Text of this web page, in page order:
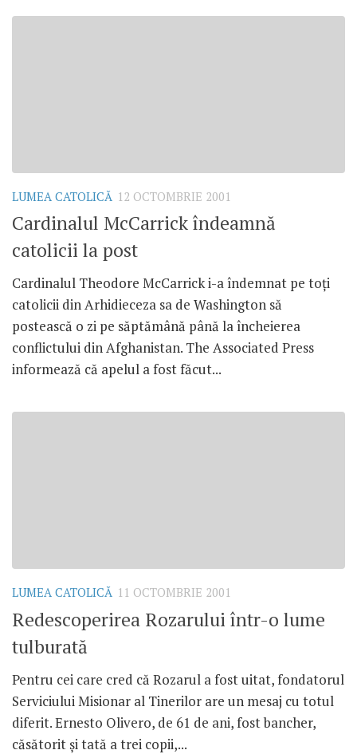
LUMEA CATOLICĂ 12 OCTOMBRIE 2001
Cardinalul McCarrick îndeamnă
catolicii la post
Cardinalul Theodore McCarrick i-a îndemnat pe toţi
catolicii din Arhidieceza sa de Washington să
postească o zi pe săptămână până la încheierea
conflictului din Afghanistan. The Associated Press
informează că apelul a fost făcut...
LUMEA CATOLICĂ 11 OCTOMBRIE 2001
Redescoperirea Rozarului într-o lume
tulburată
Pentru cei care cred că Rozarul a fost uitat, fondatorul
Serviciului Misionar al Tinerilor are un mesaj cu totul
diferit. Ernesto Olivero, de 61 de ani, fost bancher,
căsătorit şi tată a trei copii,...